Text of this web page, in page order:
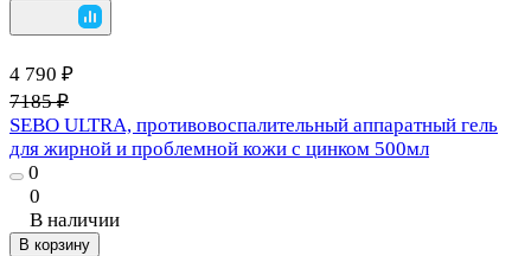
4 790 ₽
7185 ₽
SEBO ULTRA, противовоспалительный аппаратный гель
для жирной и проблемной кожи с цинком 500мл
0
0
В наличии
В корзину